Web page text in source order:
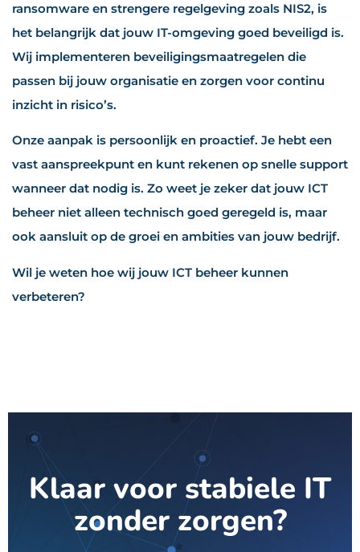
ransomware en strengere regelgeving zoals NIS2, is
het belangrijk dat jouw IT-omgeving goed beveiligd is.
Wij implementeren beveiligingsmaatregelen die
passen bij jouw organisatie en zorgen voor continu
inzicht in risico’s.
Onze aanpak is persoonlijk en proactief. Je hebt een
vast aanspreekpunt en kunt rekenen op snelle support
wanneer dat nodig is. Zo weet je zeker dat jouw ICT
beheer niet alleen technisch goed geregeld is, maar
ook aansluit op de groei en ambities van jouw bedrijf.
Wil je weten hoe wij jouw ICT beheer kunnen
verbeteren?
Klaar voor stabiele IT
zonder zorgen?